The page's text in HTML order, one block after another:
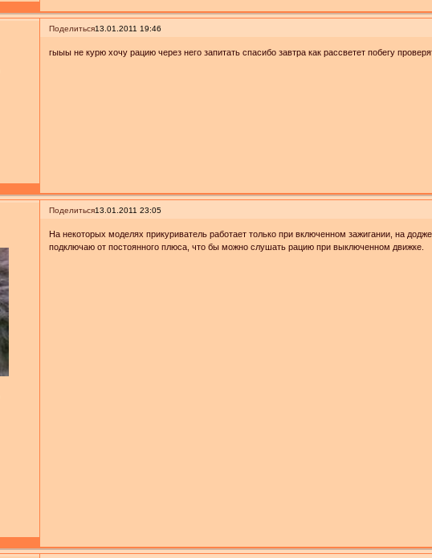
Поделиться13.01.2011 19:46
гыыы не курю хочу рацию через него запитать спасибо завтра как рассветет побегу
Поделиться13.01.2011 23:05
На некоторых моделях прикуриватель работает только при включенном зажигании, на
подключаю от постоянного плюса, что бы можно слушать рацию при выключенном движке.